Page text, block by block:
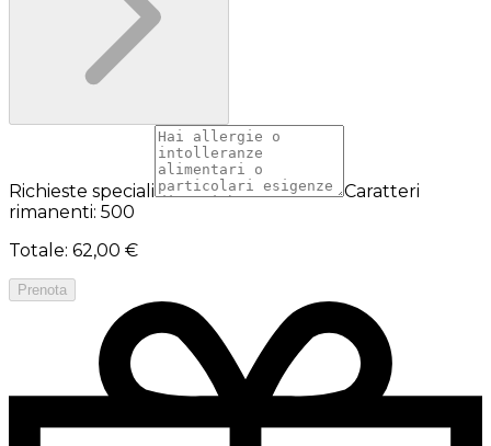
Richieste speciali
Caratteri
rimanenti: 500
Totale: 62,00 €
Prenota